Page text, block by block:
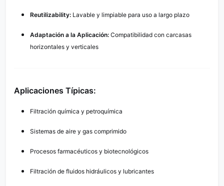
Reutilizability: Lavable y limpiable para uso a largo plazo
Adaptación a la Aplicación: Compatibilidad con carcasas
horizontales y verticales
Aplicaciones Típicas:
Filtración química y petroquímica
Sistemas de aire y gas comprimido
Procesos farmacéuticos y biotecnológicos
Filtración de fluidos hidráulicos y lubricantes